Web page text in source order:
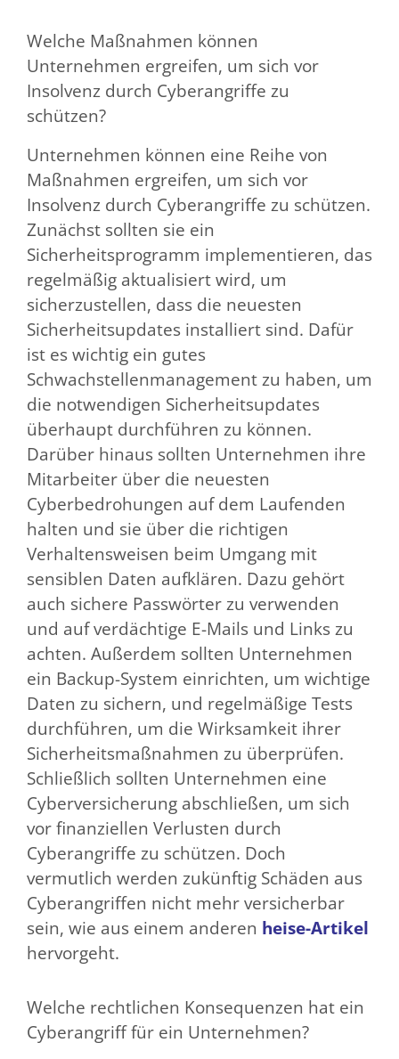
Welche Maßnahmen können
Unternehmen ergreifen, um sich vor
Insolvenz durch Cyberangriffe zu
schützen?
Unternehmen können eine Reihe von
Maßnahmen ergreifen, um sich vor
Insolvenz durch Cyberangriffe zu schützen.
Zunächst sollten sie ein
Sicherheitsprogramm implementieren, das
regelmäßig aktualisiert wird, um
sicherzustellen, dass die neuesten
Sicherheitsupdates installiert sind. Dafür
ist es wichtig ein gutes
Schwachstellenmanagement zu haben, um
die notwendigen Sicherheitsupdates
überhaupt durchführen zu können.
Darüber hinaus sollten Unternehmen ihre
Mitarbeiter über die neuesten
Cyberbedrohungen auf dem Laufenden
halten und sie über die richtigen
Verhaltensweisen beim Umgang mit
sensiblen Daten aufklären. Dazu gehört
auch sichere Passwörter zu verwenden
und auf verdächtige E-Mails und Links zu
achten. Außerdem sollten Unternehmen
ein Backup-System einrichten, um wichtige
Daten zu sichern, und regelmäßige Tests
durchführen, um die Wirksamkeit ihrer
Sicherheitsmaßnahmen zu überprüfen.
Schließlich sollten Unternehmen eine
Cyberversicherung abschließen, um sich
vor finanziellen Verlusten durch
Cyberangriffe zu schützen. Doch
vermutlich werden zukünftig Schäden aus
Cyberangriffen nicht mehr versicherbar
sein, wie aus einem anderen heise-Artikel
hervorgeht.
Welche rechtlichen Konsequenzen hat ein
Cyberangriff für ein Unternehmen?